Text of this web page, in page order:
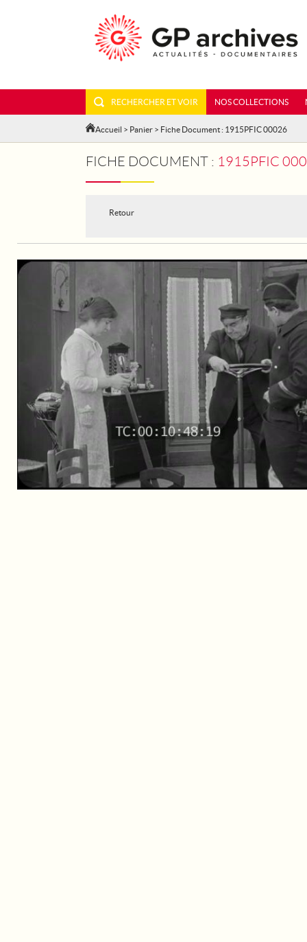
RECHERCHER ET VOIR NOS COLLECTIONS
Accueil > Panier > Fiche Document : 1915PFIC 00026
FICHE DOCUMENT : 1915PFIC
Retour